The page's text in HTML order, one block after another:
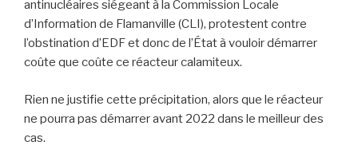
antinucléaires siégeant à la Commission Locale
d’Information de Flamanville (CLI), protestent contre
l’obstination d’EDF et donc de l’État à vouloir démarrer
coûte que coûte ce réacteur calamiteux.
Rien ne justifie cette précipitation, alors que le réacteur
ne pourra pas démarrer avant 2022 dans le meilleur des
cas.